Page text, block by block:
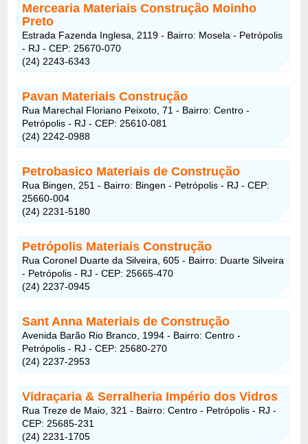
Mercearia Materiais Construção Moinho
Preto
Estrada Fazenda Inglesa, 2119 - Bairro: Mosela - Petrópolis
- RJ - CEP: 25670-070
(24) 2243-6343
Pavan Materiais Construção
Rua Marechal Floriano Peixoto, 71 - Bairro: Centro -
Petrópolis - RJ - CEP: 25610-081
(24) 2242-0988
Petrobasico Materiais de Construção
Rua Bingen, 251 - Bairro: Bingen - Petrópolis - RJ - CEP:
25660-004
(24) 2231-5180
Petrópolis Materiais Construção
Rua Coronel Duarte da Silveira, 605 - Bairro: Duarte Silveira
- Petrópolis - RJ - CEP: 25665-470
(24) 2237-0945
Sant Anna Materiais de Construção
Avenida Barão Rio Branco, 1994 - Bairro: Centro -
Petrópolis - RJ - CEP: 25680-270
(24) 2237-2953
Vidraçaria & Serralheria Império dos Vidros
Rua Treze de Maio, 321 - Bairro: Centro - Petrópolis - RJ -
CEP: 25685-231
(24) 2231-1705